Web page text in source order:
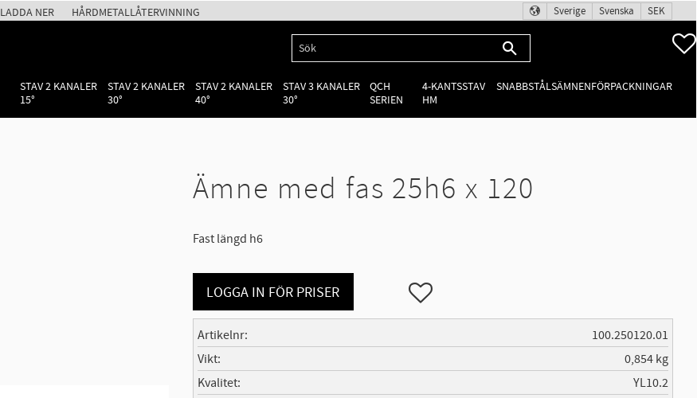
LADDA NER HÅRDMETALLÅTERVINNING Sverige Svenska SEK
STAV 2 KANALER
15°
STAV 2 KANALER
30°
STAV 2 KANALER
40°
STAV 3 KANALER
30°
QCH
SERIEN
4-KANTSSTAV
HM
SNABBSTÅLSÄMNENFÖRPACKNINGAR
Ämne med fas 25h6 x 120
Fast längd h6
LOGGA IN FÖR PRISER Lägg till i favoriter
Artikelnr
100.250120.01
Vikt
0,854 kg
Kvalitet
YL10.2